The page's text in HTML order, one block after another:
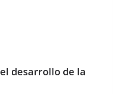
desarrollo de la